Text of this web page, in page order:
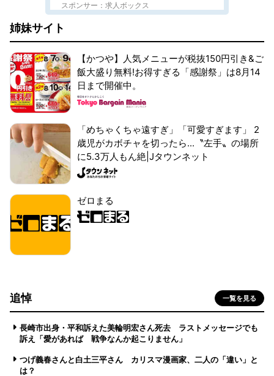
スポンサー：求人ボックス
姉妹サイト
【かつや】人気メニューが税抜150円引き&ご
飯大盛り無料!お得すぎる「感謝祭」は8月14
日まで開催中。
「めちゃくちゃ遠すぎ」「可愛すぎます」 2
歳児がカボチャを切ったら...〝左手〟の場所
に5.3万人もん絶|Jタウンネット
ゼロまる
追悼 一覧を見る
長崎市出身・平和訴えた美輪明宏さん死去 ラストメッセージでも
訴え「愛があれば 戦争なんか起こりません」
つげ義春さんと白土三平さん カリスマ漫画家、二人の「違い」と
は？